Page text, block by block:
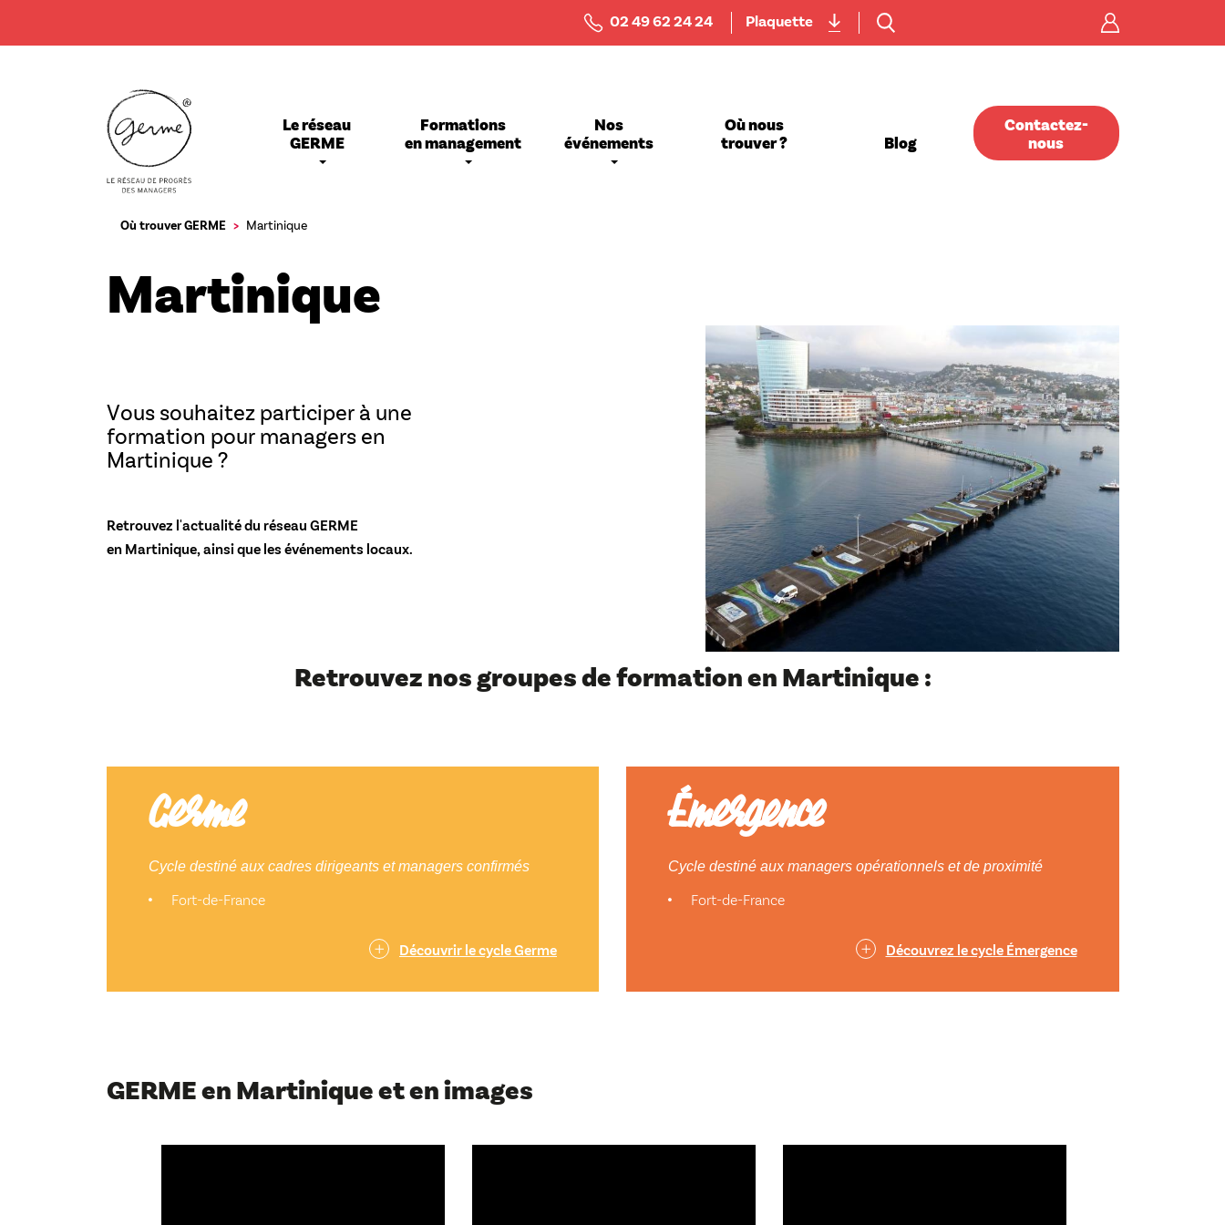
Menu
Top
Bar
02 49 62 24 24 Plaquette
Menu
icônes
navigationLe réseau
GERME
Formations
en management
Nos
événements
Où nous
trouver ?
Blog
Contactez-
nous
Où trouver GERME Martinique
Martinique
Vous souhaitez participer à une
formation pour managers en
Martinique ?
Retrouvez l'actualité du réseau GERME
en Martinique, ainsi que les événements locaux.
Retrouvez nos groupes de formation en Martinique :
Germe
Cycle destiné aux cadres dirigeants et managers confirmés
Fort-de-France
Découvrir le cycle Germe
Émergence
Cycle destiné aux managers opérationnels et de proximité
Fort-de-France
Découvrez le cycle Émergence
GERME en Martinique et en images